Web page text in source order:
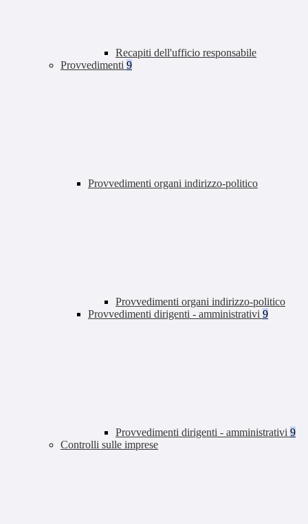
Recapiti dell'ufficio responsabile
Provvedimenti 9
Provvedimenti organi indirizzo-politico
Provvedimenti organi indirizzo-politico
Provvedimenti dirigenti - amministrativi 9
Provvedimenti dirigenti - amministrativi 9
Controlli sulle imprese